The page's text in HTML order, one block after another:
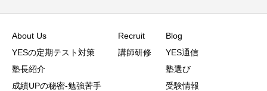
About Us
YESの定期テスト対策
塾長紹介
成績UPの秘密-勉強苦手
Recruit
講師研修
Blog
YES通信
塾選び
受験情報